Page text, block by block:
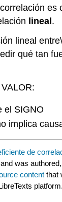
es
lineal.
lineal entre
qué tan
el SIGNO
implica
de
was
content that
platform.